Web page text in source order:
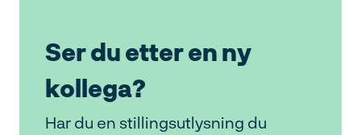
Ser du etter en ny
kollega?
Har du en stillingsutlysning du